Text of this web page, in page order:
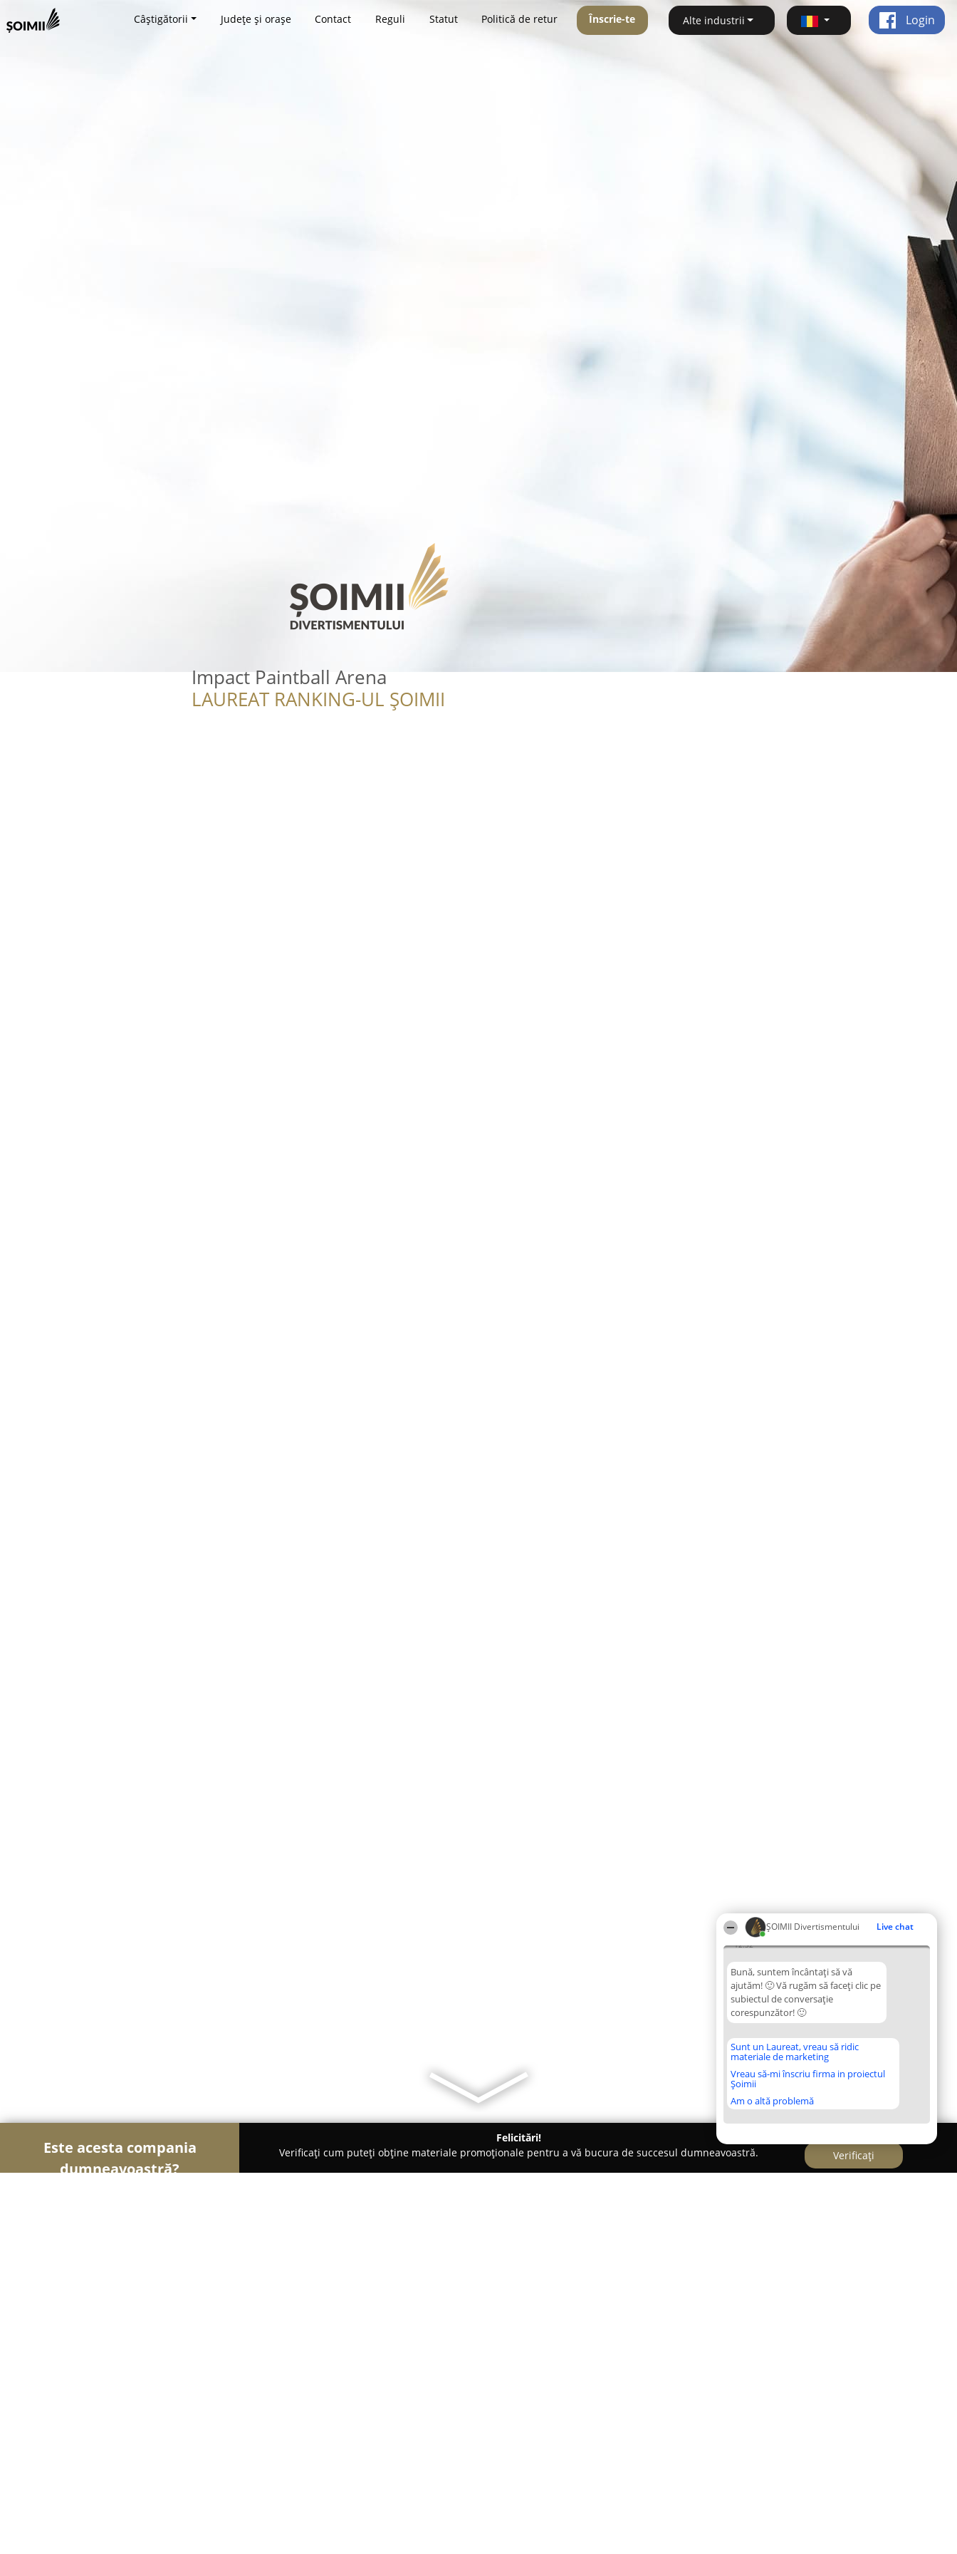
ŞOIMII Divertismentului Live chat
12:32
Bună, suntem încântați să vă
ajutăm! 🙂 Vă rugăm să faceți clic pe
subiectul de conversație
corespunzător! 🙂
Sunt un Laureat, vreau să ridic
materiale de marketing
Vreau să-mi înscriu firma in proiectul
Șoimii
Am o altă problemă
Câștigătorii Județe și orașe Contact Reguli Statut Politică de retur Înscrie-te Alte industrii Login
Impact Paintball Arena
LAUREAT RANKING-UL ȘOIMII
Este acesta compania
dumneavoastră?
Felicitări!
Verificați cum puteți obține materiale promoționale pentru a vă bucura de succesul dumneavoastră.
Verificați